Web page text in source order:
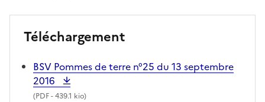
Téléchargement
BSV Pommes de terre n°25 du 13 septembre
2016
(PDF- 439.1 kio)